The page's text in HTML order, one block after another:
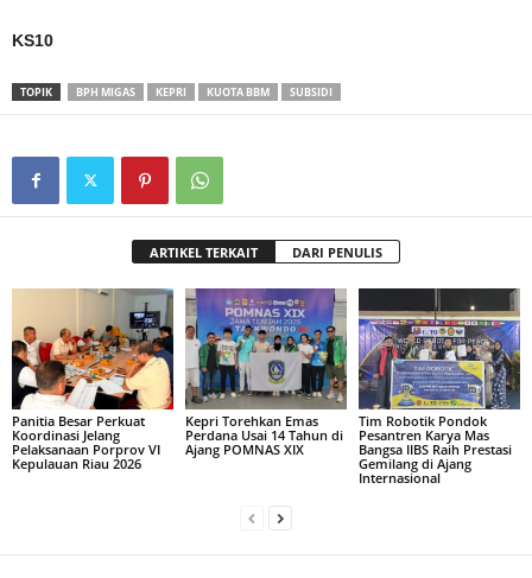
KS10
TOPIK BPH MIGAS KEPRI KUOTA BBM SUBSIDI
ARTIKEL TERKAIT DARI PENULIS
Panitia Besar Perkuat
Koordinasi Jelang
Pelaksanaan Porprov VI
Kepulauan Riau 2026
Kepri Torehkan Emas
Perdana Usai 14 Tahun di
Ajang POMNAS XIX
Tim Robotik Pondok
Pesantren Karya Mas
Bangsa IIBS Raih Prestasi
Gemilang di Ajang
Internasional